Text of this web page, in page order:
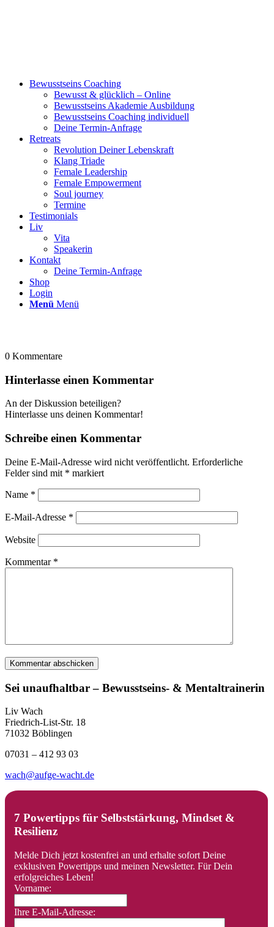
Bewusstseins Coaching
Bewusst & glücklich – Online
Bewusstseins Akademie Ausbildung
Bewusstseins Coaching individuell
Deine Termin-Anfrage
Retreats
Revolution Deiner Lebenskraft
Klang Triade
Female Leadership
Female Empowerment
Soul journey
Termine
Testimonials
Liv
Vita
Speakerin
Kontakt
Deine Termin-Anfrage
Shop
Login
Menü Menü
0 Kommentare
Hinterlasse einen Kommentar
An der Diskussion beteiligen?
Hinterlasse uns deinen Kommentar!
Schreibe einen Kommentar
Deine E-Mail-Adresse wird nicht veröffentlicht. Erforderliche
Felder sind mit * markiert
Name *
E-Mail-Adresse *
Website
Kommentar *
Sei unaufhaltbar – Bewusstseins- & Mentaltrainerin
Liv Wach
Friedrich-List-Str. 18
71032 Böblingen
07031 – 412 93 03
wach@aufge-wacht.de
7 Powertipps für Selbststärkung, Mindset &
Resilienz
Melde Dich jetzt kostenfrei an und erhalte sofort Deine
exklusiven Powertipps und meinen Newsletter. Für Dein
erfolgreiches Leben!
Vorname:
Ihre E-Mail-Adresse: